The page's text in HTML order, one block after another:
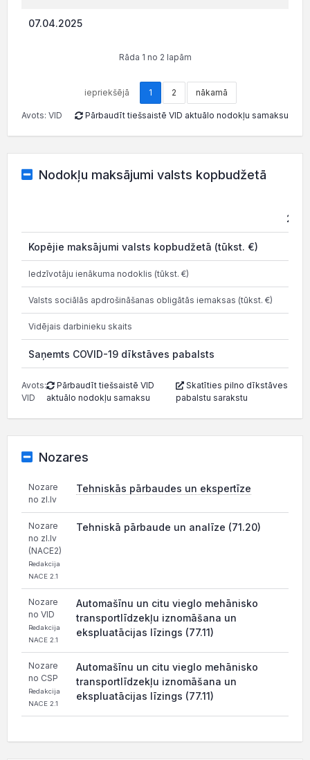
07.04.2025
Rāda 1 no 2 lapām
iepriekšējā 1 2 nākamā
Avots: VID Pārbaudīt tiešsaistē VID aktuālo nodokļu samaksu
Nodokļu maksājumi valsts kopbudžetā
2025
Kopējie maksājumi valsts kopbudžetā (tūkst. €)
Iedzīvotāju ienākuma nodoklis (tūkst. €)
Valsts sociālās apdrošināšanas obligātās iemaksas (tūkst. €)
Vidējais darbinieku skaits
Saņemts COVID-19 dīkstāves pabalsts
Avots:
VID
Pārbaudīt tiešsaistē VID
aktuālo nodokļu samaksu
Skatīties pilno dīkstāves
pabalstu sarakstu
Nozares
Nozare
no zl.lv
Tehniskās pārbaudes un ekspertīze
Nozare
no zl.lv
(NACE2)
Redakcija
NACE 2.1
Tehniskā pārbaude un analīze (71.20)
Nozare
no VID
Redakcija
NACE 2.1
Automašīnu un citu vieglo mehānisko
transportlīdzekļu iznomāšana un
ekspluatācijas līzings (77.11)
Nozare
no CSP
Redakcija
NACE 2.1
Automašīnu un citu vieglo mehānisko
transportlīdzekļu iznomāšana un
ekspluatācijas līzings (77.11)